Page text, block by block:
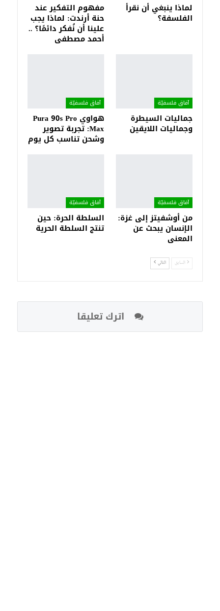
لماذا ينبغي أن نقرأ
الفلسفة؟
مفهوم التفكير عند
حنة أرندت: لماذا يجب
علينا أن نُفكر دائمًا؟ ..
أحمد مصطفى
آفاق فلسفيّة‎
جماليات السيطرة
وجماليات اللايقين
آفاق فلسفيّة‎
هواوي Pura 90s Pro
Max: تجربة تصوير
وشحن تناسب كل يوم
آفاق فلسفيّة‎
من أوشفيتز إلى غزة:
الإنسان يبحث عن
المعنى
آفاق فلسفيّة‎
السلطة الحرة: حين
تنتج السلطة الحرية
السابق التالي
اترك تعليقا